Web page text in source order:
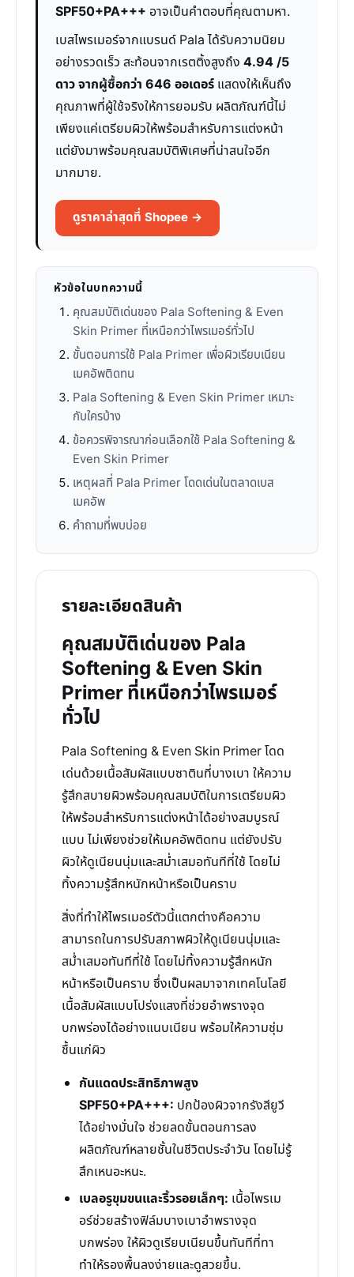
SPF50+PA+++ อาจเป็นคำตอบที่คุณตามหา.
เบสไพรเมอร์จากแบรนด์ Pala ได้รับความนิยม
อย่างรวดเร็ว สะท้อนจากเรตติ้งสูงถึง 4.94 /5
ดาว จากผู้ซื้อกว่า 646 ออเดอร์ แสดงให้เห็นถึง
คุณภาพที่ผู้ใช้จริงให้การยอมรับ ผลิตภัณฑ์นี้ไม่
เพียงแค่เตรียมผิวให้พร้อมสำหรับการแต่งหน้า
แต่ยังมาพร้อมคุณสมบัติพิเศษที่น่าสนใจอีก
มากมาย.
ดูราคาล่าสุดที่ Shopee →
หัวข้อในบทความนี้
คุณสมบัติเด่นของ Pala Softening & Even
Skin Primer ที่เหนือกว่าไพรเมอร์ทั่วไป
ขั้นตอนการใช้ Pala Primer เพื่อผิวเรียบเนียน
เมคอัพติดทน
Pala Softening & Even Skin Primer เหมาะ
กับใครบ้าง
ข้อควรพิจารณาก่อนเลือกใช้ Pala Softening &
Even Skin Primer
เหตุผลที่ Pala Primer โดดเด่นในตลาดเบส
เมคอัพ
คำถามที่พบบ่อย
รายละเอียดสินค้า
คุณสมบัติเด่นของ Pala
Softening & Even Skin
Primer ที่เหนือกว่าไพรเมอร์
ทั่วไป
Pala Softening & Even Skin Primer โดด
เด่นด้วยเนื้อสัมผัสแบบซาตินที่บางเบา ให้ความ
รู้สึกสบายผิวพร้อมคุณสมบัติในการเตรียมผิว
ให้พร้อมสำหรับการแต่งหน้าได้อย่างสมบูรณ์
แบบ ไม่เพียงช่วยให้เมคอัพติดทน แต่ยังปรับ
ผิวให้ดูเนียนนุ่มและสม่ำเสมอทันทีที่ใช้ โดยไม่
ทิ้งความรู้สึกหนักหน้าหรือเป็นคราบ
สิ่งที่ทำให้ไพรเมอร์ตัวนี้แตกต่างคือความ
สามารถในการปรับสภาพผิวให้ดูเนียนนุ่มและ
สม่ำเสมอทันทีที่ใช้ โดยไม่ทิ้งความรู้สึกหนัก
หน้าหรือเป็นคราบ ซึ่งเป็นผลมาจากเทคโนโลยี
เนื้อสัมผัสแบบโปร่งแสงที่ช่วยอำพรางจุด
บกพร่องได้อย่างแนบเนียน พร้อมให้ความชุ่ม
ชื้นแก่ผิว
กันแดดประสิทธิภาพสูง
SPF50+PA+++: ปกป้องผิวจากรังสียูวี
ได้อย่างมั่นใจ ช่วยลดขั้นตอนการลง
ผลิตภัณฑ์หลายชั้นในชีวิตประจำวัน โดยไม่รู้
สึกเหนอะหนะ.
เบลอรูขุมขนและริ้วรอยเล็กๆ: เนื้อไพรเม
อร์ช่วยสร้างฟิล์มบางเบาอำพรางจุด
บกพร่อง ให้ผิวดูเรียบเนียนขึ้นทันทีที่ทา
ทำให้รองพื้นลงง่ายและดูสวยขึ้น.